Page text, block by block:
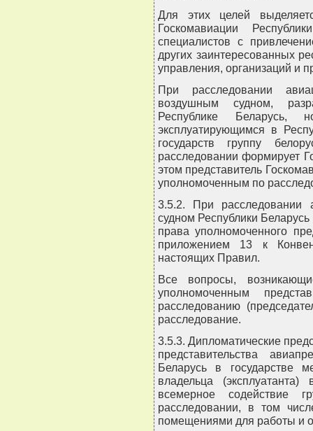
Для этих целей
Госкомавиации
специалистов с
других заинтересованных
управления, организаций и
При расследовании
воздушным судном,
Республике
эксплуатирующимся в
государств группу
расследовании формирует
этом представитель
уполномоченным по
3.5.2. При расследовании
судном Республики Беларусь
права уполномоченного
приложением 13 к
настоящих Правил.
Все вопросы,
уполномоченным
расследованию
расследование.
3.5.3. Дипломатические
представительства
Беларусь в государстве
владельца
всемерное содействие
расследовании, в том
помещениями для работы и